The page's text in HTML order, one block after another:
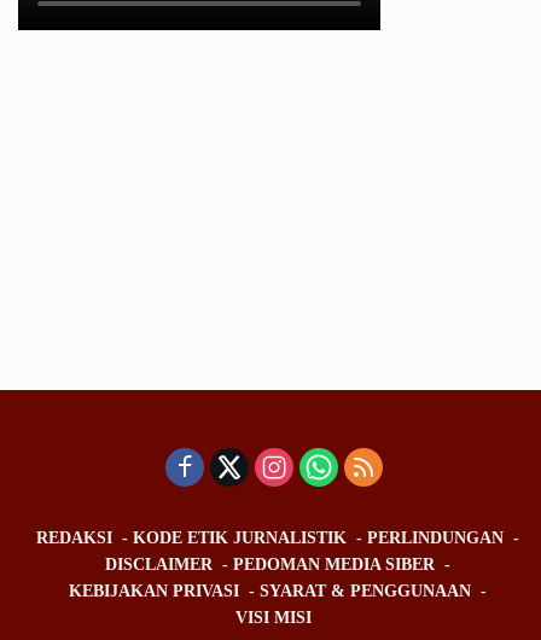
REDAKSI KODE ETIK JURNALISTIK
PERLINDUNGAN
DISCLAIMER
PEDOMAN MEDIA SIBER
KEBIJAKAN PRIVASI
SYARAT & PENGGUNAAN
VISI MISI